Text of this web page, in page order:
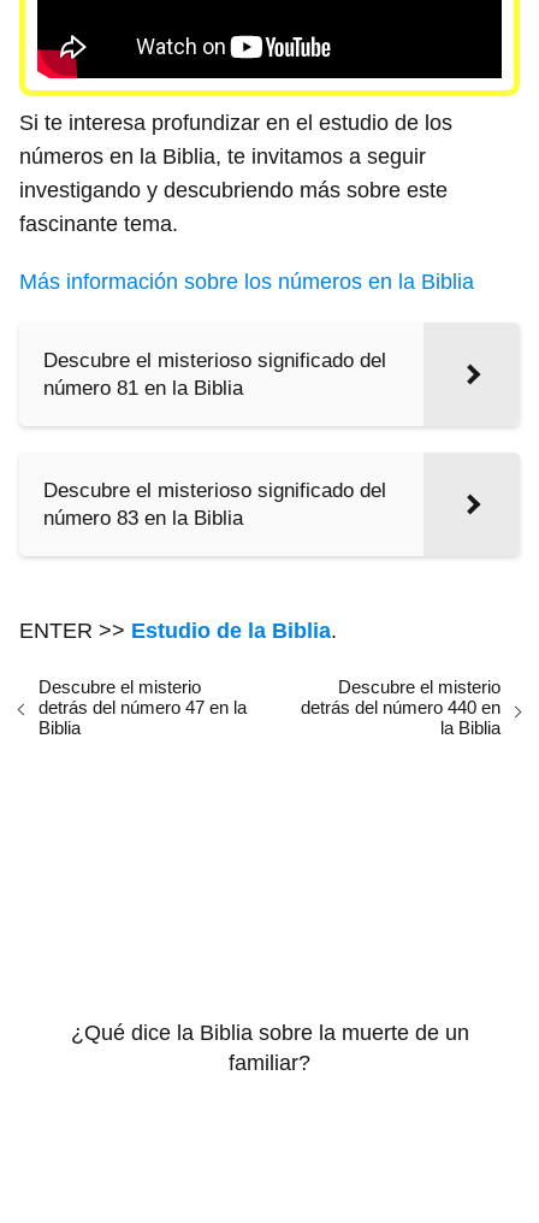
Si te interesa profundizar en el estudio de los
números en la Biblia, te invitamos a seguir
investigando y descubriendo más sobre este
fascinante tema.
Más información sobre los números en la Biblia
Descubre el misterioso significado del
número 81 en la Biblia
Descubre el misterioso significado del
número 83 en la Biblia
ENTER >> Estudio de la Biblia.
Descubre el misterio
detrás del número 47 en la
Biblia
Descubre el misterio
detrás del número 440 en
la Biblia
¿Qué dice la Biblia sobre la muerte de un
familiar?